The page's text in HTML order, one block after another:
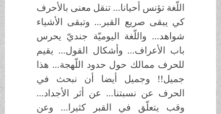
اللّغة تؤنس أحيانا... تنقل معنى بالأحرف
كي يبقى صريع القبر... وتبقى الأشياء
شواهد... واللّغة اليوميّة جنديّ يحرس
باب الأعراف... وأشكال القول... يقيم
للحرف ممالك حول حدود اللّهجة... هذا
جميل!! وجميل أيضا أن نبحث في
الحرف عن نسبتنا... عن أثر الأجداد...
وقب يتعلّق في القبر كثيرا... وعن